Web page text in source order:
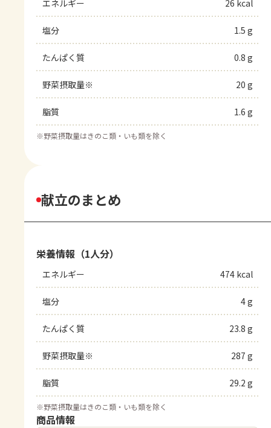
エネルギー 26 kcal
塩分 1.5 g
たんぱく質 0.8 g
野菜摂取量※ 20 g
脂質 1.6 g
※野菜摂取量はきのこ類・いも類を除く
献立のまとめ
栄養情報（1人分）
エネルギー 474 kcal
塩分 4 g
たんぱく質 23.8 g
野菜摂取量※ 287 g
脂質 29.2 g
※野菜摂取量はきのこ類・いも類を除く
商品情報